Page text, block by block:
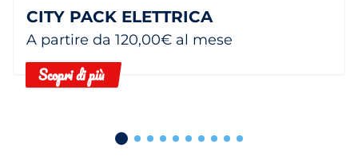
CITY PACK ELETTRICA
A partire da 120,00€ al mese
Scopri di più